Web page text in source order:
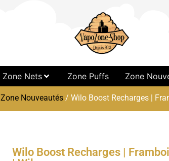
Zone Nets Zone Puffs Zone
Zone Nouveautés / Wilo Boost Recharges |
Wilo Boost Recharges |